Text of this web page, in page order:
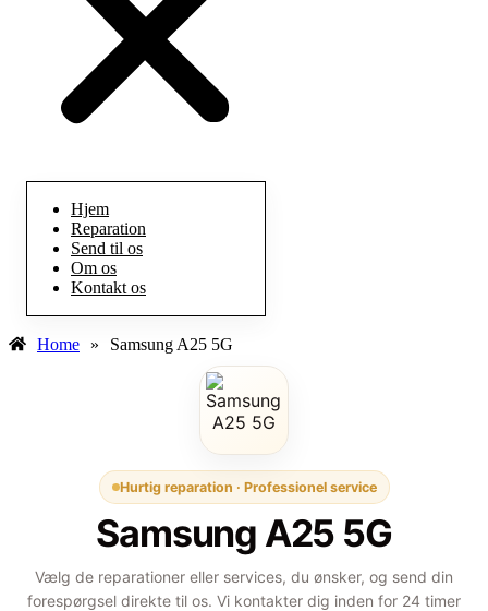
Hjem
Reparation
Send til os
Om os
Kontakt os
Home » Samsung A25 5G
Hurtig reparation · Professionel service
Samsung A25 5G
Vælg de reparationer eller services, du ønsker, og send din
forespørgsel direkte til os. Vi kontakter dig inden for 24 timer